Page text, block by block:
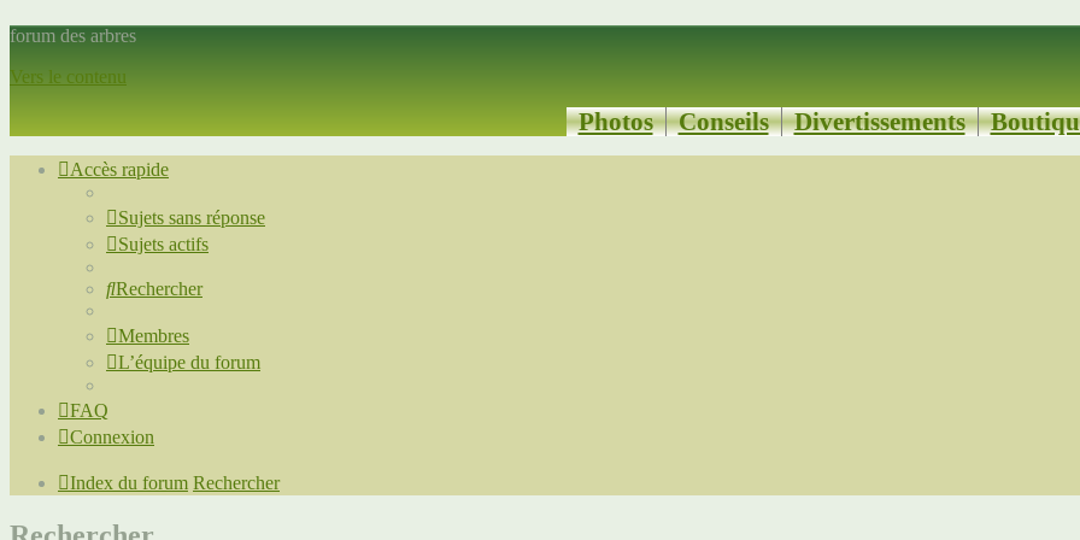
forum des arbres
Vers le contenu
Photos Conseils Divertissements
Accès rapide
Sujets sans réponse
Sujets actifs
Rechercher
Membres
L’équipe du forum
FAQ
Connexion
Index du forum Rechercher